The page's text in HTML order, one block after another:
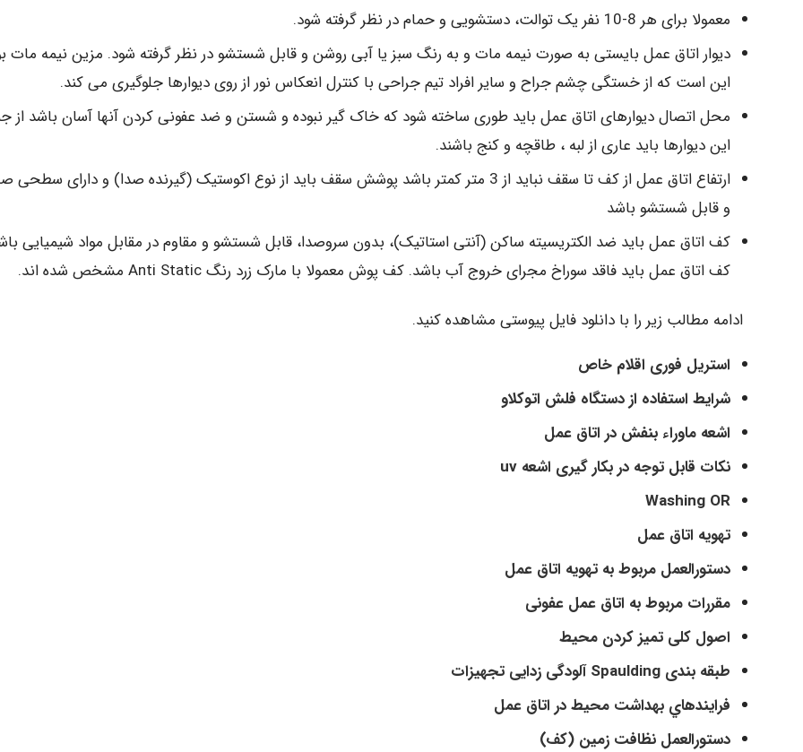
معمولا برای هر 8-10 نفر یک توالت، دستشویی و حمام در نظر گرفته شود.
دیوار اتاق عمل بایستی به صورت نیمه مات و به رنگ سبز یا آبی روشن و قابل شستشو در نظر گرفته شود. مزین نیمه مات
این است که از خستگی چشم جراح و سایر افراد تیم جراحی با کنترل انعکاس نور از روی دیوارها جلوگیری می کند.
محل اتصال دیوارهای اتاق عمل باید طوری ساخته شود که خاک گیر نبوده و شستن و ضد عفونی کردن آنها آسان باشد از
این دیوارها باید عاری از لبه ، طاقچه و کنج باشند.
ارتفاع اتاق عمل از کف تا سقف نباید از 3 متر کمتر باشد پوشش سقف باید از نوع اکوستیک (گیرنده صدا) و دارای
و قابل شستشو باشد
کف اتاق عمل باید ضد الکتریسیته ساکن (آنتی استاتیک)، بدون سروصدا، قابل شستشو و مقاوم در مقابل مواد شیمیایی
کف اتاق عمل باید فاقد سوراخ مجرای خروج آب باشد. کف پوش معمولا با مارک زرد رنگ Anti Static مشخص شده اند.
ادامه مطالب زیر را با دانلود فایل پیوستی مشاهده کنید.
استریل فوری اقلام خاص
شرایط استفاده از دستگاه فلش اتوکلاو
اشعه ماوراء بنفش در اتاق عمل
نکات قابل توجه در بکار گیری اشعه uv
Washing OR
تهویه اتاق عمل
دستورالعمل مربوط به تهويه اتاق عمل
مقررات مربوط به اتاق عمل عفونی
اصول کلی تمیز کردن محیط
طبقه بندی Spaulding آلودگی زدایی تجهیزات
فرايندهاي بهداشت محيط در اتاق عمل
دستورالعمل نظافت زمين (کف)